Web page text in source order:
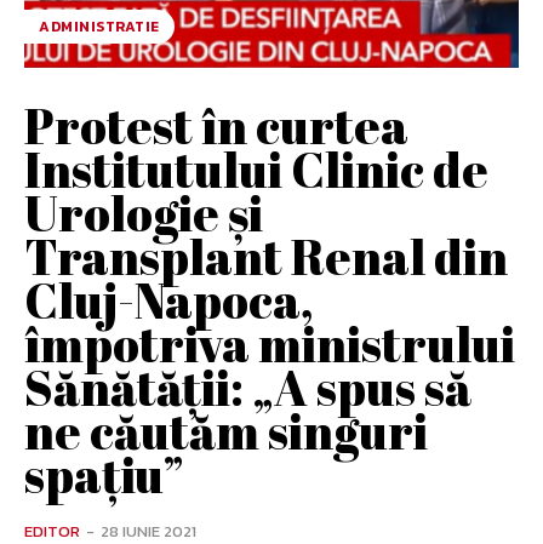
ADMINISTRATIE
Protest în curtea
Institutului Clinic de
Urologie și
Transplant Renal din
Cluj-Napoca,
împotriva ministrului
Sănătății: „A spus să
ne căutăm singuri
spațiu”
EDITOR - 28 IUNIE 2021